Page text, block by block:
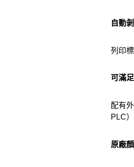
自動
列印
可滿
配有
PLC
原廠